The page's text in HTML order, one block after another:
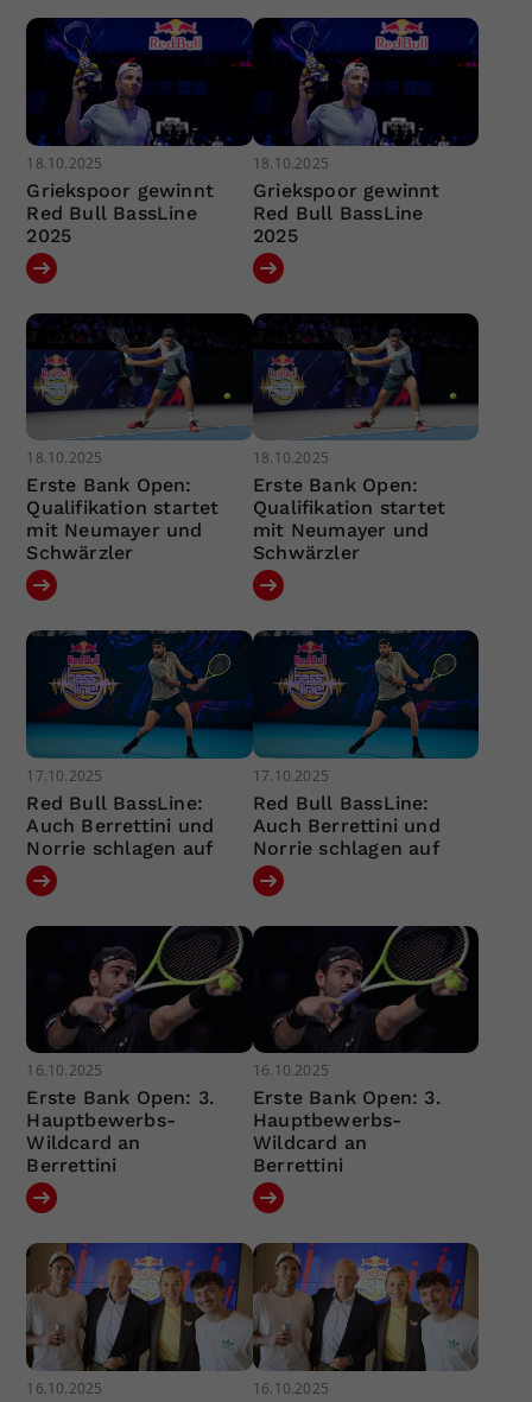
18.10.2025
Griekspoor gewinnt
Red Bull BassLine
2025
18.10.2025
Griekspoor gewinnt
Red Bull BassLine
2025
18.10.2025
Erste Bank Open:
Qualifikation startet
mit Neumayer und
Schwärzler
18.10.2025
Erste Bank Open:
Qualifikation startet
mit Neumayer und
Schwärzler
17.10.2025
Red Bull BassLine:
Auch Berrettini und
Norrie schlagen auf
17.10.2025
Red Bull BassLine:
Auch Berrettini und
Norrie schlagen auf
16.10.2025
Erste Bank Open: 3.
Hauptbewerbs-
Wildcard an
Berrettini
16.10.2025
Erste Bank Open: 3.
Hauptbewerbs-
Wildcard an
Berrettini
16.10.2025 16.10.2025